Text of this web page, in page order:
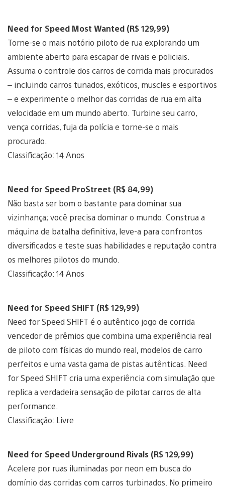
Need for Speed Most Wanted (R$ 129,99)
Torne-se o mais notório piloto de rua explorando um
ambiente aberto para escapar de rivais e policiais.
Assuma o controle dos carros de corrida mais procurados
– incluindo carros tunados, exóticos, muscles e esportivos
– e experimente o melhor das corridas de rua em alta
velocidade em um mundo aberto. Turbine seu carro,
vença corridas, fuja da polícia e torne-se o mais
procurado.
Classificação: 14 Anos
Need for Speed ProStreet (R$ 84,99)
Não basta ser bom o bastante para dominar sua
vizinhança; você precisa dominar o mundo. Construa a
máquina de batalha definitiva, leve-a para confrontos
diversificados e teste suas habilidades e reputação contra
os melhores pilotos do mundo.
Classificação: 14 Anos
Need for Speed SHIFT (R$ 129,99)
Need for Speed SHIFT é o autêntico jogo de corrida
vencedor de prêmios que combina uma experiência real
de piloto com físicas do mundo real, modelos de carro
perfeitos e uma vasta gama de pistas autênticas. Need
for Speed SHIFT cria uma experiência com simulação que
replica a verdadeira sensação de pilotar carros de alta
performance.
Classificação: Livre
Need for Speed Underground Rivals (R$ 129,99)
Acelere por ruas iluminadas por neon em busca do
domínio das corridas com carros turbinados. No primeiro